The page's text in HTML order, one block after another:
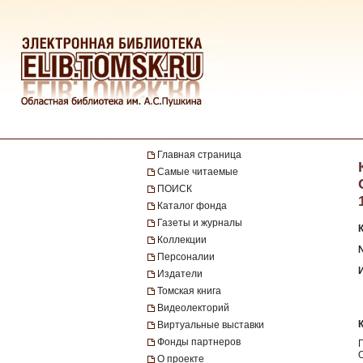
Главная страница
Самые читаемые
ПОИСК
Каталог фонда
Газеты и журналы
Коллекции
Персоналии
Издатели
Томская книга
Видеолекторий
Виртуальные выставки
Фонды партнеров
О проекте